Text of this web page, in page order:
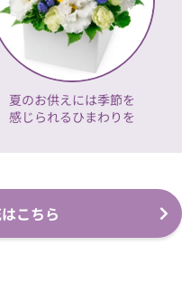
夏のお供えには季節を
感じられるひまわりを
こちら